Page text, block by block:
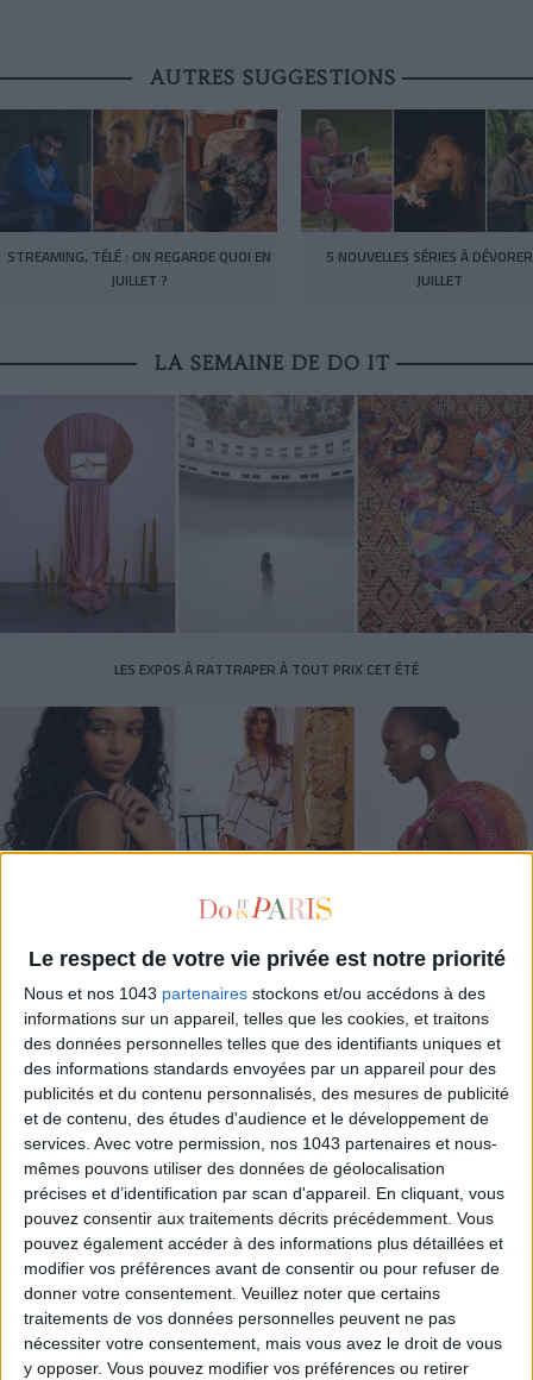
Le respect de votre vie privée est notre priorité
Nous et nos 1043 partenaires stockons et/ou accédons à des
informations sur un appareil, telles que les cookies, et traitons
des données personnelles telles que des identifiants uniques et
des informations standards envoyées par un appareil pour des
publicités et du contenu personnalisés, des mesures de publicité
et de contenu, des études d'audience et le développement de
services. Avec votre permission, nos 1043 partenaires et nous-
mêmes pouvons utiliser des données de géolocalisation
précises et d’identification par scan d'appareil. En cliquant, vous
pouvez consentir aux traitements décrits précédemment. Vous
pouvez également accéder à des informations plus détaillées et
modifier vos préférences avant de consentir ou pour refuser de
donner votre consentement. Veuillez noter que certains
traitements de vos données personnelles peuvent ne pas
nécessiter votre consentement, mais vous avez le droit de vous
y opposer. Vous pouvez modifier vos préférences ou retirer
AUTRES SUGGESTIONS
STREAMING, TÉLÉ : ON REGARDE QUOI EN
JUILLET ?
5 NOUVELLES SÉRIES À
JUILLET
LA SEMAINE DE DO IT
LES EXPOS À RATTRAPER À TOUT PRIX CET ÉTÉ
CONNAISSEZ-VOUS LE AIRBNB DE LA PISCINE AUTOUR DE PARIS ?